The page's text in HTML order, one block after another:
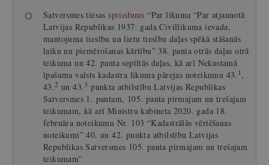
Satversmes tiesasspriedums “Par likuma “Par atjaunotā
Latvijas Republikas 1937. gada Civillikuma ievada,
mantojuma tiesību un lietu tiesību daļas spēkā stāšanās
laiku un piemērošanas kārtību” 38. panta otrās daļas otrā
teikuma un 42. panta septītās daļas, kā arī Nekustamā
īpašuma valsts kadastra likuma pārejas noteikumu 43. 1 ,
43.2 un 43.3 punkta atbilstību Latvijas Republikas
Satversmes 1. pantam, 105. panta pirmajam un trešajam
teikumam, kā arī Ministru kabineta 2020. gada 18.
februāra noteikumu Nr. 103 “Kadastrālās vērtēšanas
noteikumi” 40. un 42. punkta atbilstību Latvijas
Republikas Satversmes 105. panta pirmajam un trešajam
teikumam”